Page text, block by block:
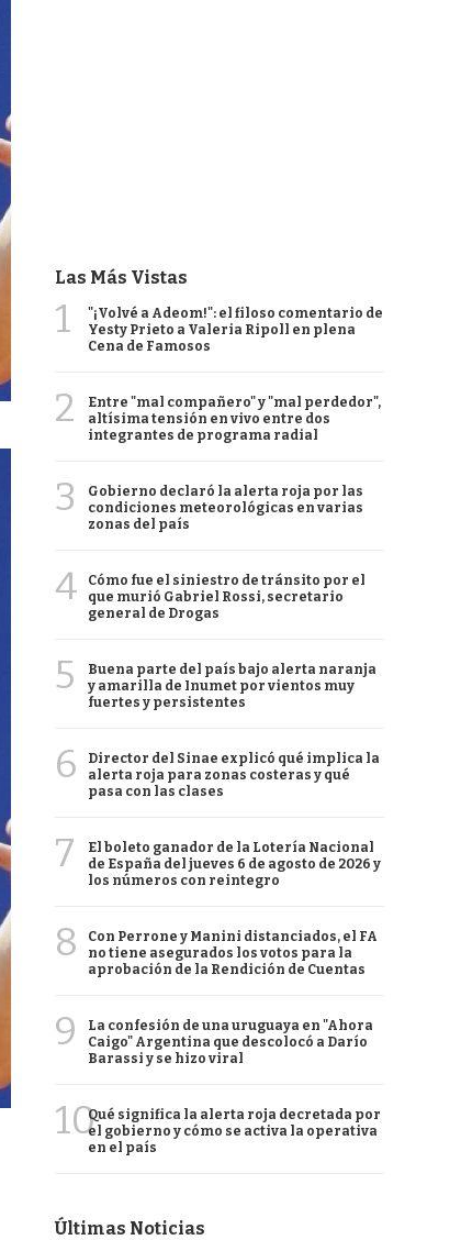
Las Más Vistas
1
"¡Volvé a Adeom!": el filoso comentario de
Yesty Prieto a Valeria Ripoll en plena
Cena de Famosos
2
Entre "mal compañero" y "mal perdedor",
altísima tensión en vivo entre dos
integrantes de programa radial
3
Gobierno declaró la alerta roja por las
condiciones meteorológicas en varias
zonas del país
4
Cómo fue el siniestro de tránsito por el
que murió Gabriel Rossi, secretario
general de Drogas
5
Buena parte del país bajo alerta naranja
y amarilla de Inumet por vientos muy
fuertes y persistentes
6
Director del Sinae explicó qué implica la
alerta roja para zonas costeras y qué
pasa con las clases
7
El boleto ganador de la Lotería Nacional
de España del jueves 6 de agosto de 2026 y
los números con reintegro
8
Con Perrone y Manini distanciados, el FA
no tiene asegurados los votos para la
aprobación de la Rendición de Cuentas
9
La confesión de una uruguaya en "Ahora
Caigo" Argentina que descolocó a Darío
Barassi y se hizo viral
10Qué significa la alerta roja decretada por
el gobierno y cómo se activa la operativa
en el país
Últimas Noticias